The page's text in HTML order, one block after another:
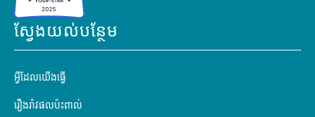
ស្វែងយល់បន្ថែម
អ្វីដែលយើងធ្វើ
រឿងរ៉ាវផលប៉ះពាល់